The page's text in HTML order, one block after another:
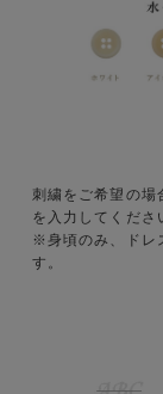
刺繍をご希望の場
を入力してくださ
※身頃のみ、ドレ
す。